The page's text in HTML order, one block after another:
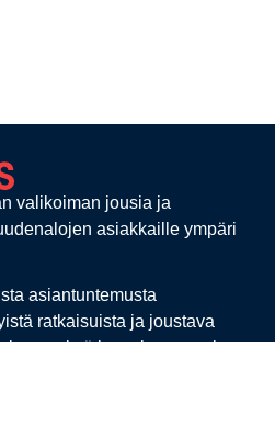
valikoiman jousia ja
asiakkaille ympäri
asiantuntemusta
ratkaisuista ja joustava
meistä luottokumppanin